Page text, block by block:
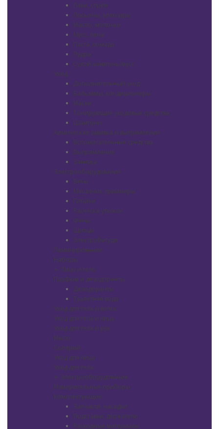
Лаки, спреи
Лосьоны, элексиры
Масло, молочко
Мусс, пена
Паста, помада
Пудра
Сухой шампунь/мусс
Уход
Дополнительный уход
Бальзамы, кондиционеры
Маски
Тонирующие уходовые средства
Шампуни
Химическая завивка и выпрямление
Вспомогательные средства
Выпрямление
Завивка
Электрооборудование
Весы
Машинки, триммеры
Плойки
Расческа-утюжок
Фены
Щипцы
Электробигуди
Ламинирование
Наборы
+- Лицо и тело
Парфюм и дезодоранты
Дезодоранты
Туалетная вода
Уход для тела и волос
Уход для тела и лица
Уход для тела и рук
Мыло
Солярий
Уход для лица
Уход для тела
+- Электрооборудование
Измерительные приборы
Комплектующие
Запчасти, насадки
Подставки, держатели
Расходные материалы